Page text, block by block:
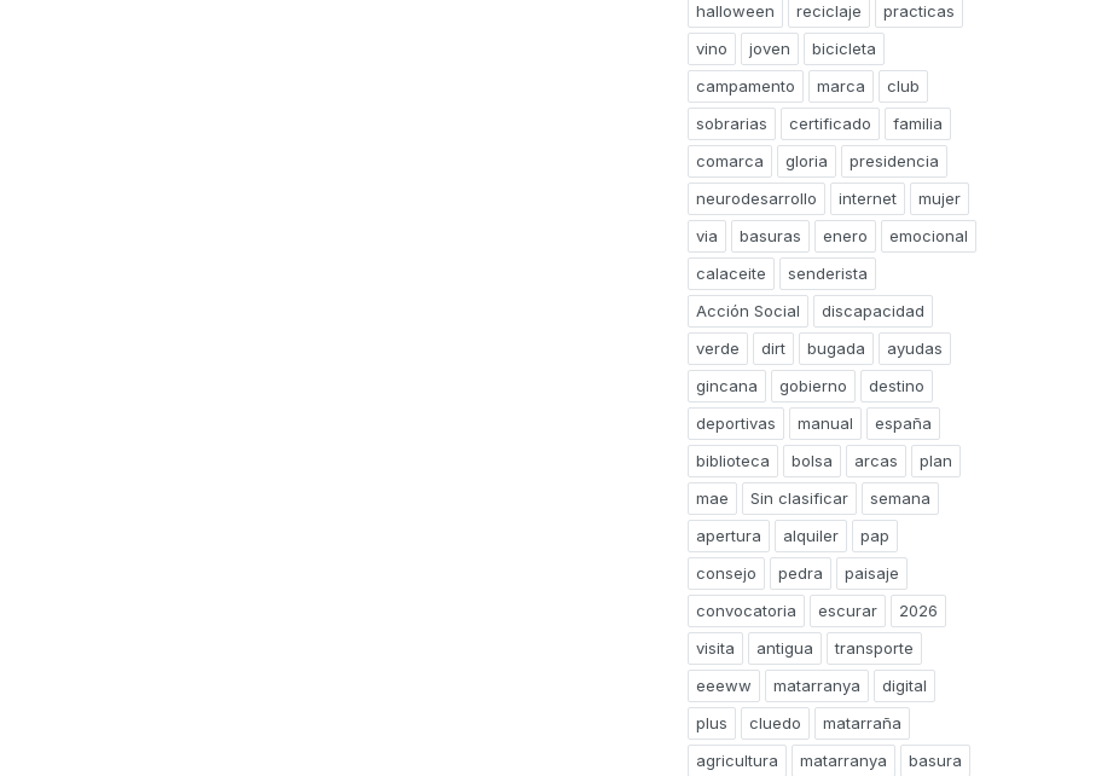
halloween
reciclaje
practicas
vino
joven
bicicleta
campamento
marca
club
sobrarias
certificado
familia
comarca
gloria
presidencia
neurodesarrollo
internet
mujer
via
basuras enero
emocional
calaceite
senderista
Acción Social
discapacidad
verde
dirt bugada
ayudas
gincana
gobierno
destino
deportivas
manual
españa
biblioteca
bolsa arcas
plan
mae
Sin clasificar
semana
apertura
alquiler
pap
consejo
pedra
paisaje
convocatoria
escurar
2026
visita
antigua
transporte
eeeww
matarranya
digital
plus
cluedo
matarraña
agricultura
matarranya
basura